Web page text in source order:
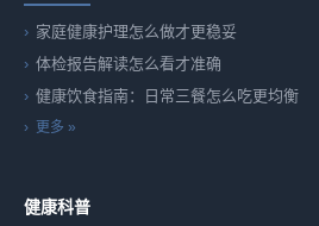
家庭健康护理怎么做才更稳妥
体检报告解读怎么看才准确
健康饮食指南：日常三餐怎么吃更均衡
更多 »
健康科普